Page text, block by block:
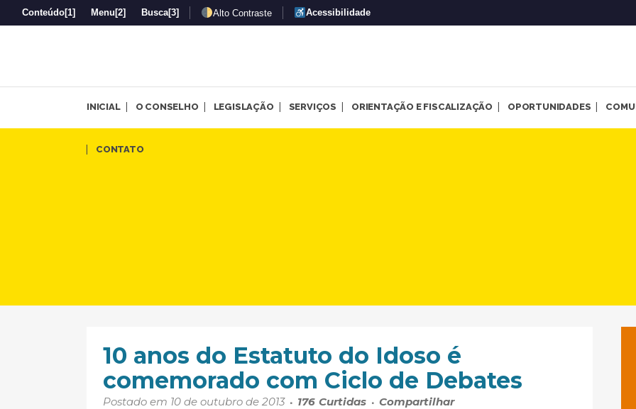
Conteúdo[1] Menu [2] Busca[3] Alto Contraste Acessibilidade
INICIAL O CONSELHO LEGISLAÇÃO SERVIÇOS ORIENTAÇÃO E FISCALIZAÇÃO OPORTUNIDADES
CONTATO
Arquivos CRP-MG | Página 292 de 301 | CRP-MG
10 anos do Estatuto do Idoso é
comemorado com Ciclo de Debates
Postado em 10 de outubro de 2013 176 Curtidas Compartilhar